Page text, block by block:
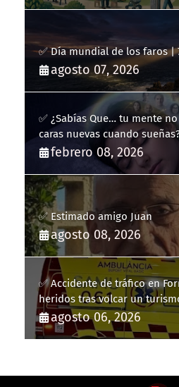
✅ Día mundial de los faros |
agosto 07, 2026
✅ ¿Sabías Que… tu mente
caras nuevas cuando
febrero 08, 2026
✅ Estimado amigo Juan
agosto 08, 2026
✅ Accidente de tráfico en
heridos tras volcar un
agosto 06, 2026